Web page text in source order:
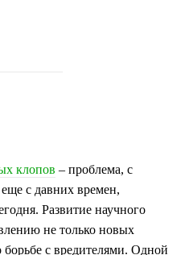
клопов – проблема, с
с давних времен,
Развитие научного
не только новых
борьбе с вредителями. Одной